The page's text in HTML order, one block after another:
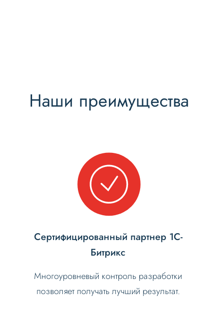
Наши преимущества
Сертифицированный партнер 1С-
Битрикс
Многоуровневый контроль разработки
позволяет получать лучший результат.